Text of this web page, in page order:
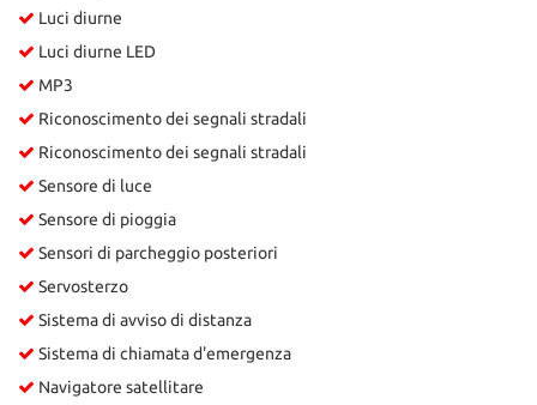
Luci diurne
Luci diurne LED
MP3
Riconoscimento dei segnali stradali
Riconoscimento dei segnali stradali
Sensore di luce
Sensore di pioggia
Sensori di parcheggio posteriori
Servosterzo
Sistema di avviso di distanza
Sistema di chiamata d'emergenza
Navigatore satellitare